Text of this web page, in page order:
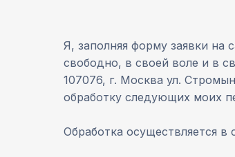
Я, заполняя форму заявки
свободно, в своей воле и в
107076, г. Москва ул.
обработку следующих моих
Обработка осуществляется в